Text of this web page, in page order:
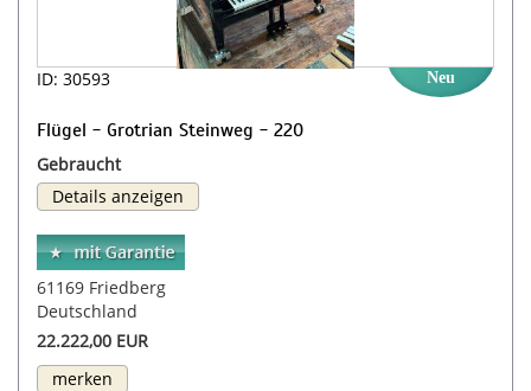
ID: 30593 Neu
Flügel - Grotrian Steinweg - 220
Gebraucht
Details anzeigen
61169 Friedberg
Deutschland
22.222,00 EUR
merken